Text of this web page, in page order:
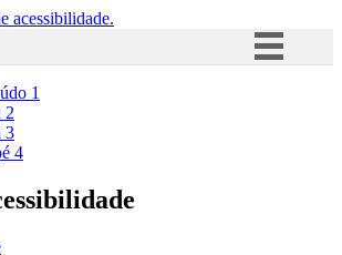
acessibilidade.
Acesso à informação
1
2
3
4